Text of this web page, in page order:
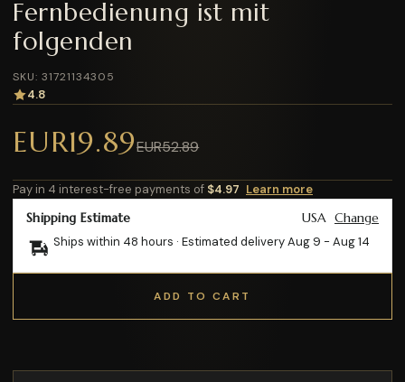
Fernbedienung ist mit
folgenden
SKU: 31721134305
4.8
EUR19.89EUR52.89
Pay in 4 interest-free payments of $4.97 Learn more
Shipping Estimate USA Change
Ships within 48 hours · Estimated deliveryAug 9 - Aug 14
ADD TO CART